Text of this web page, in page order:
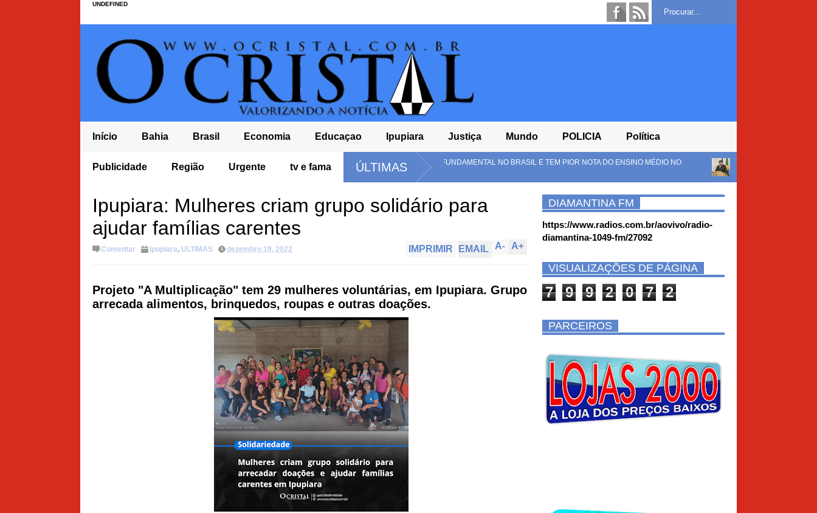
UNDEFINED
Início Bahia Brasil Economia Educaçao Ipupiara Justiça Mundo POLICIA Política
Publicidade Região Urgente tv e fama ÚLTIMAS
IDEB BAHIA FICA EM ÚLTIMO LUGAR NOS ANOS FINAIS DO ENSINO FUNDAMENTAL NO BRASIL E TEM PIOR NOTA DO ENSINO MÉDIO NO
NORDESTE
TCM-BA APROVA SEM RESSALVAS AS CONTAS DA
Ipupiara: Mulheres criam grupo solidário para
ajudar famílias carentes
Comentar Ipupiara, ULTIMAS dezembro 19, 2022 A+
A-
IMPRIMIR EMAIL
Projeto "A Multiplicação" tem 29 mulheres voluntárias, em Ipupiara. Grupo
arrecada alimentos, brinquedos, roupas e outras doações.
DIAMANTINA FM
https://www.radios.com.br/aovivo/radio-
diamantina-1049-fm/27092
VISUALIZAÇÕES DE PÁGINA
7 9 9 2 0 7 2
PARCEIROS